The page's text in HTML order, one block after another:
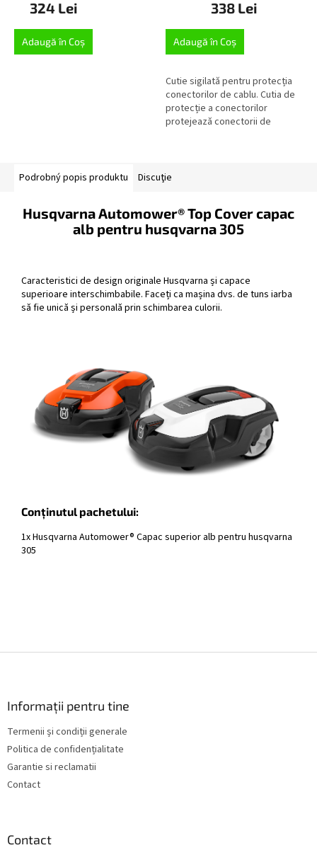
324 Lei
Adaugă în Coş
338 Lei
Adaugă în Coş
Cutie sigilată pentru protecția
conectorilor de cablu. Cutia de
protecție a conectorilor
protejează conectorii de
Podrobný popis produktu Discuţie
Husqvarna Automower® Top Cover capac
alb pentru husqvarna 305
Caracteristici de design originale Husqvarna și capace
superioare interschimbabile. Faceți ca mașina dvs. de tuns iarba
să fie unică și personală prin schimbarea culorii.
Conținutul pachetului:
1x Husqvarna Automower® Capac superior alb pentru husqvarna
305
Informații pentru tine
Termenii și condiții generale
Politica de confidențialitate
Garantie si reclamatii
Contact
Contact